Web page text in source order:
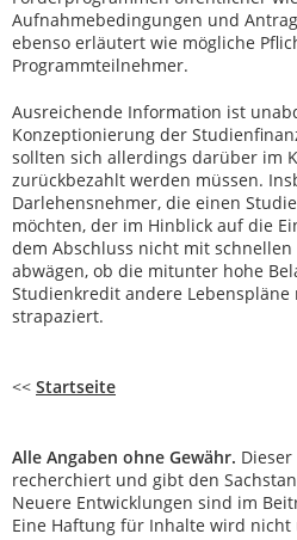
Aufnahmebedingungen und
ebenso erläutert wie mögliche
Programmteilnehmer.
Ausreichende Information ist
Konzeptionierung der
sollten sich allerdings darüber im
zurückbezahlt werden müssen.
Darlehensnehmer, die einen
möchten, der im Hinblick auf die
dem Abschluss nicht mit
abwägen, ob die mitunter hohe
Studienkredit andere
strapaziert.
<< Startseite
Alle Angaben ohne Gewähr.
recherchiert und gibt den
Neuere Entwicklungen sind im
Eine Haftung für Inhalte wird nicht